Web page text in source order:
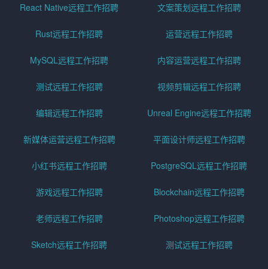
React Native远程工作招聘 文案策划远程工作招聘
Rust远程工作招聘 运营远程工作招聘
MySQL远程工作招聘 内容运营远程工作招聘
测试远程工作招聘 视频剪辑远程工作招聘
编辑远程工作招聘 Unreal Engine远程工作招聘
新媒体运营远程工作招聘 平面设计师远程工作招聘
小红书远程工作招聘 PostgreSQL远程工作招聘
游戏远程工作招聘 Blockchain远程工作招聘
老师远程工作招聘 Photoshop远程工作招聘
Sketch远程工作招聘 测试远程工作招聘